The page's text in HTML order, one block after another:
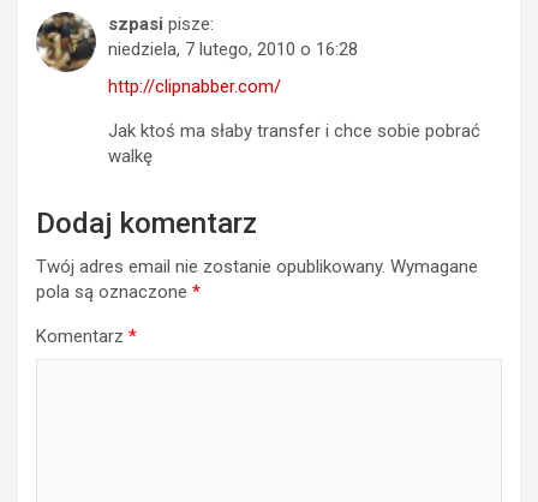
szpasi pisze:
niedziela, 7 lutego, 2010 o 16:28
http://clipnabber.com/
Jak ktoś ma słaby transfer i chce sobie pobrać
walkę
Dodaj komentarz
Twój adres email nie zostanie opublikowany. Wymagane
pola są oznaczone *
Komentarz *